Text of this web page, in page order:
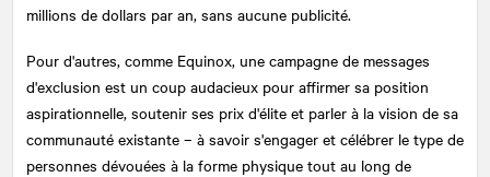
millions de dollars par an, sans aucune publicité.
Pour d'autres, comme Equinox, une campagne de messages
d'exclusion est un coup audacieux pour affirmer sa position
aspirationnelle, soutenir ses prix d'élite et parler à la vision de sa
communauté existante – à savoir s'engager et célébrer le type de
personnes dévouées à la forme physique tout au long de